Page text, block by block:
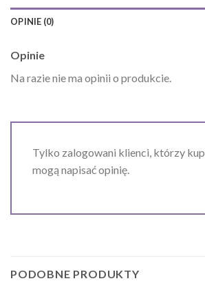
OPINIE (0)
Opinie
Na razie nie ma opinii o produkcie.
Tylko zalogowani klienci, którzy
mogą napisać opinię.
PODOBNE PRODUKTY